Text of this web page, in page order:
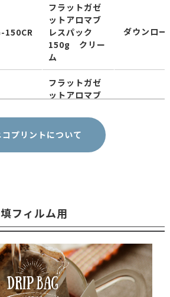
150CR
フラットガゼ
ットアロマブ
レスパック
150g クリー
ム
ダウンロー
フラットガゼ
ットアロマブ
150g クラフ
ト
ク
300CR
フラットガゼ
ットアロマブ
レスパック
300g クリー
ム
ダウンロー
コプリントについて
フィルム用